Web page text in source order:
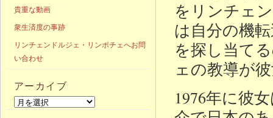
をリンチェ
は自分の機
を探し当て
ェの教導が
1976年に彼
貴重な動画
衆生済度の事跡
リンチェンドルジェ・リンポチェへお問
い合わせ
アーカイブ